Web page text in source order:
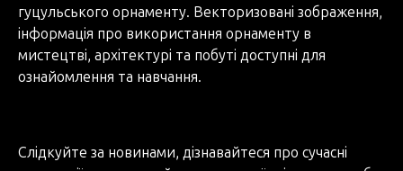
гуцульського орнаменту. Векторизовані зображення,
інформація про використання орнаменту в
мистецтві, архітектурі та побуті доступні для
ознайомлення та навчання.
Слідкуйте за новинами, дізнавайтеся про сучасні